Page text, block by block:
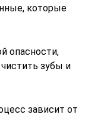
которые
опасности,
зубы и
зависит от